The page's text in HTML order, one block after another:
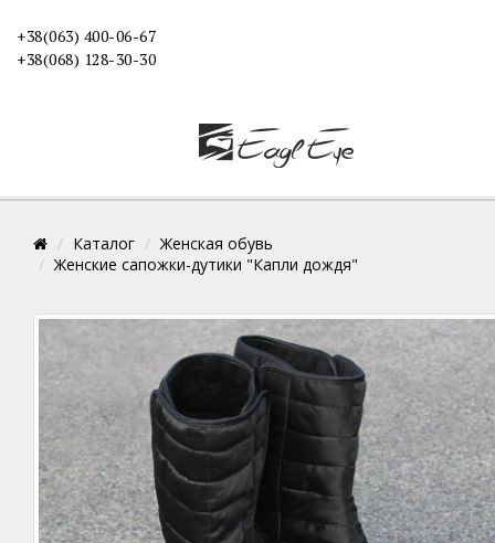
+38(063) 400-06-67
+38(068) 128-30-30
Каталог
Женская обувь
Женские сапожки-дутики "Капли дождя"